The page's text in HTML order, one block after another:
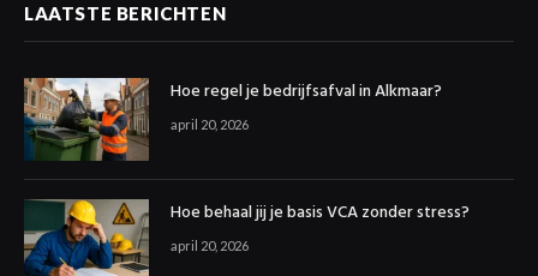
LAATSTE BERICHTEN
Hoe regel je bedrijfsafval in Alkmaar?
april 20, 2026
Hoe behaal jij je basis VCA zonder stress?
april 20, 2026